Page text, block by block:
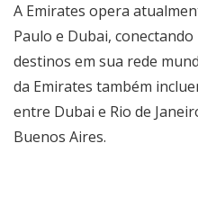
A Emirates opera
Paulo e Dubai,
destinos em sua rede
da Emirates também
entre Dubai e Rio de
Buenos Aires.